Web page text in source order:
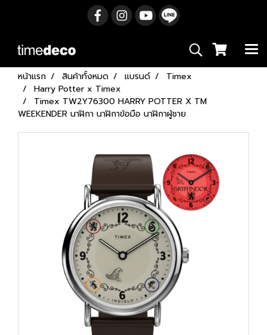
หน้าแรก สินค้าทั้งหมด แบรนด์
Timex
Harry Potter x Timex
Timex TW2Y76300 HARRY POTTER X TM
WEEKENDER นาฬิกา นาฬิกาข้อมือ นาฬิกาผู้ชาย